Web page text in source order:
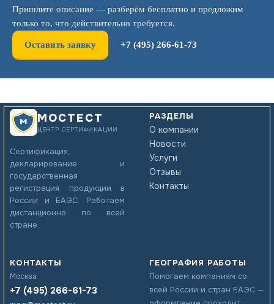
Пришлите описание — разберём бесплатно и предложим
только то, что действительно требуется.
Оставить заявку +7 (495) 266-61-73
МОСТЕСТ
ЦЕНТР СЕРТИФИКАЦИИ
Сертификация,
декларирование и
государственная
регистрация продукции в
России и ЕАЭС. Работаем
дистанционно по всей
стране.
РАЗДЕЛЫ
О компании
Новости
Услуги
Отзывы
Контакты
КОНТАКТЫ
Москва
+7 (495) 266-61-73
ГЕОГРАФИЯ РАБОТЫ
Помогаем компаниям со
всей России и стран ЕАЭС —